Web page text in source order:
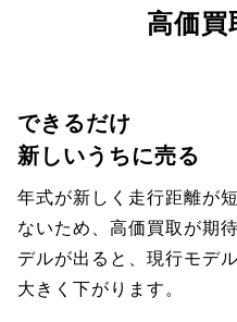
高価買
できるだけ
新しいうちに売る
年式が新しく走行距離が
ないため、高価買取が期
デルが出ると、現行モデ
大きく下がります。